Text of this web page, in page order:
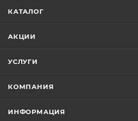
КАТАЛОГ
АКЦИИ
УСЛУГИ
КОМПАНИЯ
ИНФОРМАЦИЯ